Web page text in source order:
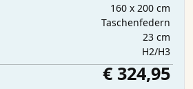
160 x 200 cm
Taschenfedern
23 cm
H2/H3
€ 324,95